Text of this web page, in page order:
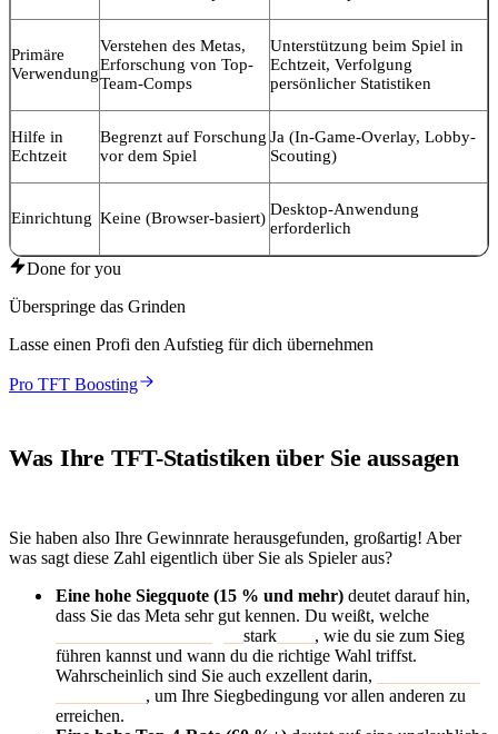
Primäre
Verwendung
Verstehen des Metas,
Erforschung von Top-
Team-Comps
Unterstützung beim Spiel in
Echtzeit, Verfolgung
persönlicher Statistiken
Hilfe in
Echtzeit
Begrenzt auf Forschung
vor dem Spiel
Ja (In-Game-Overlay, Lobby-
Scouting)
Einrichtung Keine (Browser-basiert) Desktop-Anwendung
erforderlich
Done for you
Überspringe das Grinden
Lasse einen Profi den Aufstieg für dich übernehmen
Pro TFT Boosting
Was Ihre TFT-Statistiken über Sie aussagen
Sie haben also Ihre Gewinnrate herausgefunden, großartig! Aber
was sagt diese Zahl eigentlich über Sie als Spieler aus?
Eine hohe Siegquote (15 % und mehr) deutet darauf hin,
dass Sie das Meta sehr gut kennen. Du weißt, welche
stark
, wie du sie zum Sieg
führen kannst und wann du die richtige Wahl triffst.
Wahrscheinlich sind Sie auch exzellent darin,
, um Ihre Siegbedingung vor allen anderen zu
erreichen.